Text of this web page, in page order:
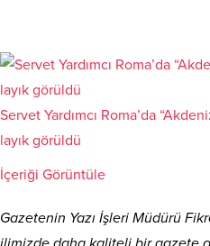
Servet Yardımcı Roma’da
layık görüldü
İçeriği Görüntüle
Gazetenin Yazı İşleri Müdürü